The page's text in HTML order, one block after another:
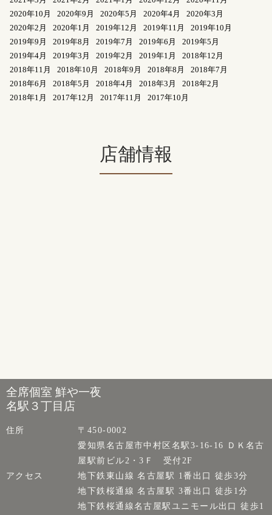
2020年10月
2020年9月 2020年5月 2020年4月
2020年3月
2020年2月
2020年1月 2019年12月 2019年11月
2019年10月
2019年9月
2019年8月 2019年7月 2019年6月
2019年5月
2019年4月
2019年3月 2019年2月 2019年1月
2018年12月
2018年11月
2018年10月 2018年9月 2018年8月
2018年7月
2018年6月
2018年5月 2018年4月 2018年3月
2018年2月
2018年1月
2017年12月 2017年11月 2017年10月
店舗情報
全席個室 鮮や一夜
名駅３丁目店
住所
〒450-0002
愛知県名古屋市中村区名駅3-16-16 ＤＫ名古
屋駅前ビル2・3Ｆ 受付2F
アクセス
地下鉄東山線 名古屋駅 1番出口 徒歩3分
地下鉄桜通線 名古屋駅 3番出口 徒歩1分
地下鉄桜通線名古屋駅ユニモール出口 徒歩1